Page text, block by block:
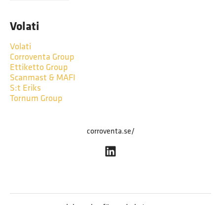
Volati
Volati
Corroventa Group
Ettiketto Group
Scanmast & MAFI
S:t Eriks
Tornum Group
corroventa.se/